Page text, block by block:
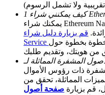
Deposit CASHCAT &
Share 500000
Exclusive for BitMart
قم بزيارة دليل شراء Ethereum Name
بخطوة حول
ذات رؤوس الأموال
قم بزيارة صفحة أصول Ethereum